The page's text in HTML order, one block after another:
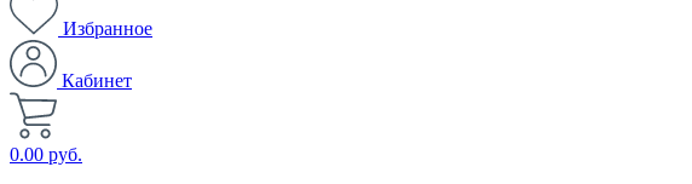
Избранное
Кабинет
0.00 руб.